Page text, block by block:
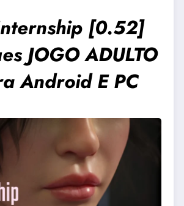
[0.52]
JOGO ADULTO
Android E PC